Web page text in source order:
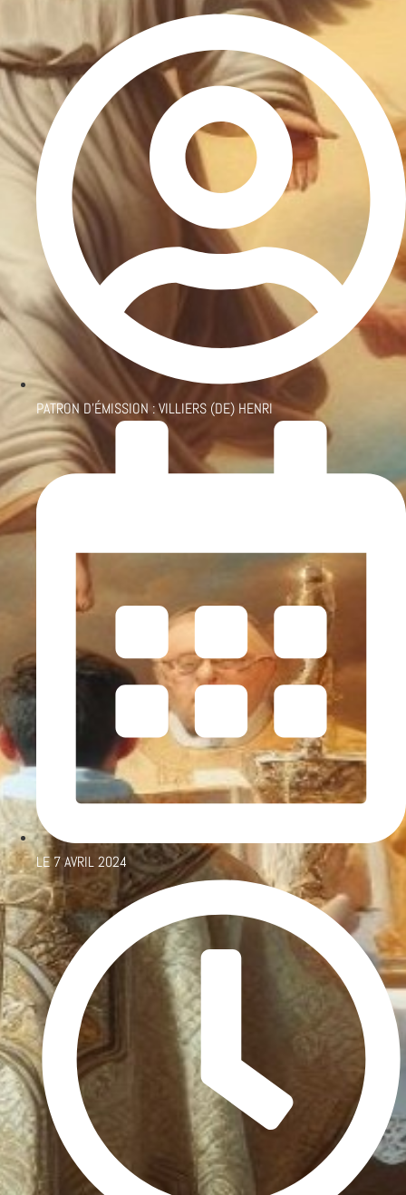
PATRON D'ÉMISSION :VILLIERS (DE) HENRI
LE 7 AVRIL 2024